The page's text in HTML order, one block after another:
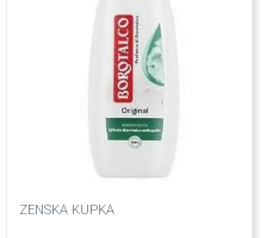
ZENSKA KUPKA